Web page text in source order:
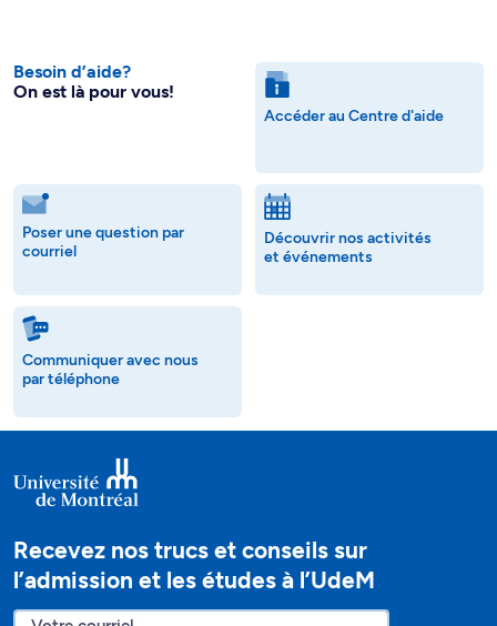
Besoin d’aide?
On est là pour vous!
Accéder au Centre d'aide
Poser une question par
courriel
Découvrir nos activités
et événements
Communiquer avec nous
par téléphone
Recevez nos trucs et conseils sur
l’admission et les études à l’UdeM